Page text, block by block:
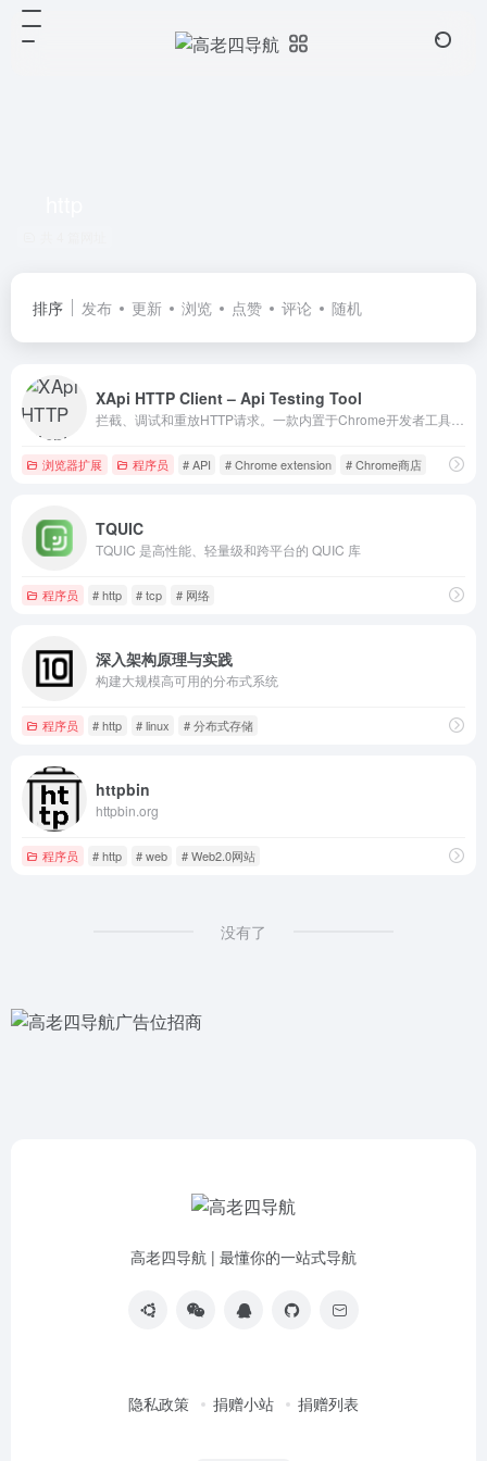
排序 发布 更新 浏览 点赞 评论 随机
XApi HTTP Client – Api Testing Tool
浏览器扩展 程序员 # API # Chrome extension # Chrome商店
TQUIC
TQUIC 是高性能、轻量级和跨平台的 QUIC 库
程序员 # http # tcp # 网络
深入架构原理与实践
构建大规模高可用的分布式系统
程序员 # http # linux # 分布式存储
httpbin
httpbin.org
程序员 # http # web # Web2.0网站
没有了
高老四导航 | 最懂你的一站式导航
隐私政策 捐赠小站 捐赠列表